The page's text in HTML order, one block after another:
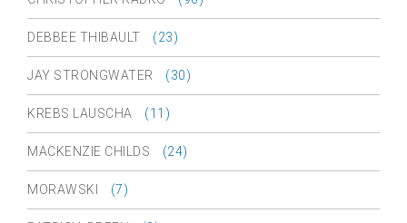
DEBBEE THIBAULT (23)
JAY STRONGWATER (30)
KREBS LAUSCHA (11)
MACKENZIE CHILDS (24)
MORAWSKI (7)